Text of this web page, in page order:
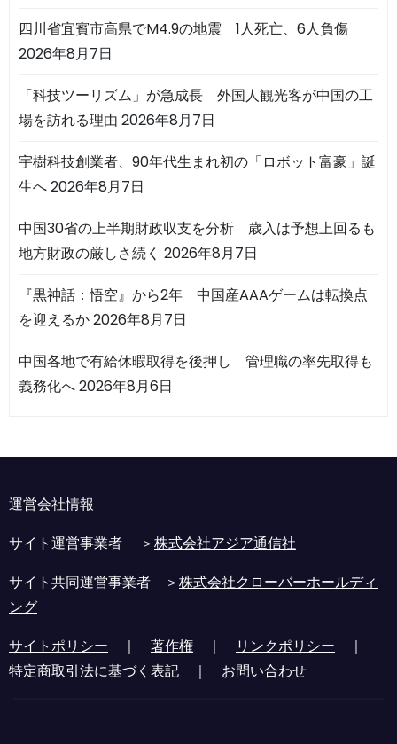
四川省宜賓市高県でM4.9の地震 1人死亡、6人負傷
2026年8月7日
「科技ツーリズム」が急成長 外国人観光客が中国の工
場を訪れる理由 2026年8月7日
宇樹科技創業者、90年代生まれ初の「ロボット富豪」誕
生へ2026年8月7日
中国30省の上半期財政収支を分析 歳入は予想上回るも
地方財政の厳しさ続く 2026年8月7日
『黒神話：悟空』から2年 中国産AAAゲームは転換点
を迎えるか2026年8月7日
中国各地で有給休暇取得を後押し 管理職の率先取得も
義務化へ2026年8月6日
運営会社情報
サイト運営事業者 ＞株式会社アジア通信社
サイト共同運営事業者 ＞株式会社クローバーホールディ
ング
サイトポリシー ｜ 著作権 ｜ リンクポリシー ｜
特定商取引法に基づく表記 ｜ お問い合わせ